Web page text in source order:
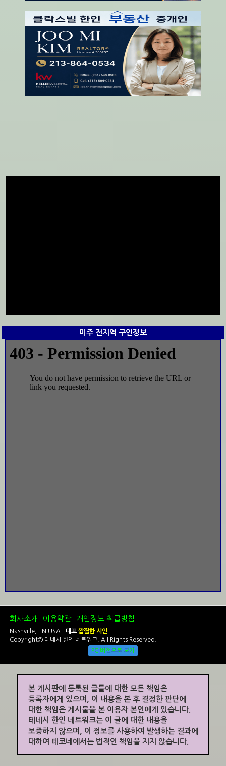
미주 전지역 구인정보
회사소개 이용약관 개인정보 취급방침
Nashville, TN USA 대표 짭짤한 시인
Copyright© 테네시 한인 네트워크. All Rights Reserved.
PC 버전으로 보기
본 게시판에 등록된 글들에 대한 모든 책임은
등록자에게 있으며, 이 내용을 본 후 결정한 판단에
대한 책임은 게시물을 본 이용자 본인에게 있습니다.
테네시 한인 네트워크는 이 글에 대한 내용을
보증하지 않으며, 이 정보를 사용하여 발생하는 결과에
대하여 테코네에서는 법적인 책임을 지지 않습니다.